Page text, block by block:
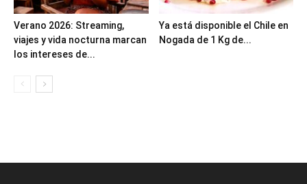
Verano 2026: Streaming,
viajes y vida nocturna marcan
los intereses de...
Ya está disponible el Chile en
Nogada de 1 Kg de...